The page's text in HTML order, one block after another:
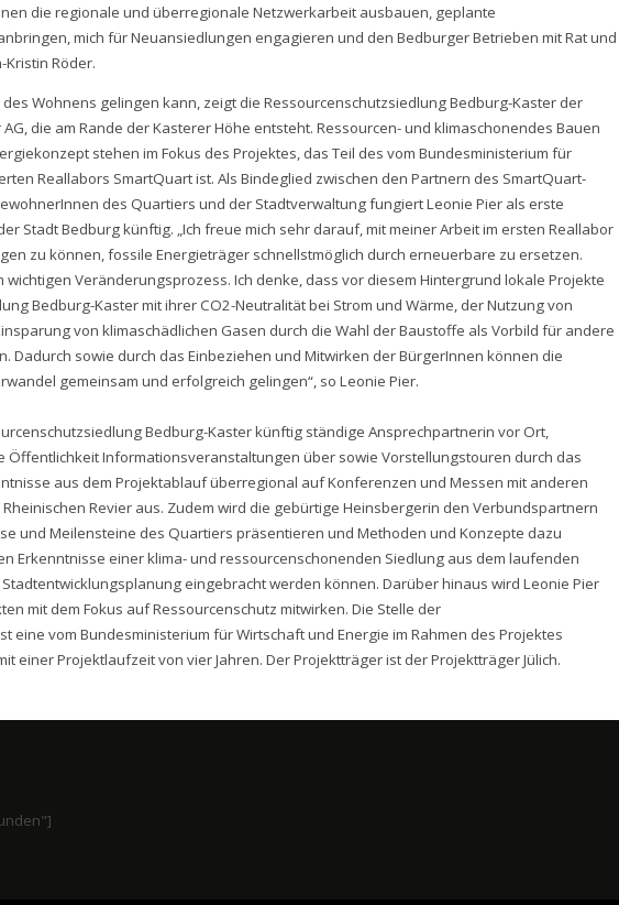
die regionale und überregionale Netzwerkarbeit ausbauen, geplante
mich für Neuansiedlungen engagieren und den Bedburger Betrieben mit Rat und
Kristin Röder.
Wohnens gelingen kann, zeigt die Ressourcenschutzsiedlung Bedburg-Kaster der
AG, die am Rande der Kasterer Höhe entsteht. Ressourcen- und klimaschonendes Bauen
stehen im Fokus des Projektes, das Teil des vom Bundesministerium für
Reallabors SmartQuart ist. Als Bindeglied zwischen den Partnern des SmartQuart-
des Quartiers und der Stadtverwaltung fungiert Leonie Pier als erste
Stadt Bedburg künftig. „Ich freue mich sehr darauf, mit meiner Arbeit im ersten Reallabor
zu können, fossile Energieträger schnellstmöglich durch erneuerbare zu ersetzen.
Veränderungsprozess. Ich denke, dass vor diesem Hintergrund lokale Projekte
Bedburg-Kaster mit ihrer CO2-Neutralität bei Strom und Wärme, der Nutzung von
von klimaschädlichen Gasen durch die Wahl der Baustoffe als Vorbild für andere
Dadurch sowie durch das Einbeziehen und Mitwirken der BürgerInnen können die
gemeinsam und erfolgreich gelingen“, so Leonie Pier.
Bedburg-Kaster künftig ständige Ansprechpartnerin vor Ort,
Öffentlichkeit Informationsveranstaltungen über sowie Vorstellungstouren durch das
aus dem Projektablauf überregional auf Konferenzen und Messen mit anderen
Revier aus. Zudem wird die gebürtige Heinsbergerin den Verbundspartnern
und Meilensteine des Quartiers präsentieren und Methoden und Konzepte dazu
Erkenntnisse einer klima- und ressourcenschonenden Siedlung aus dem laufenden
eingebracht werden können. Darüber hinaus wird Leonie Pier
mit dem Fokus auf Ressourcenschutz mitwirken. Die Stelle der
eine vom Bundesministerium für Wirtschaft und Energie im Rahmen des Projektes
einer Projektlaufzeit von vier Jahren. Der Projektträger ist der Projektträger Jülich.